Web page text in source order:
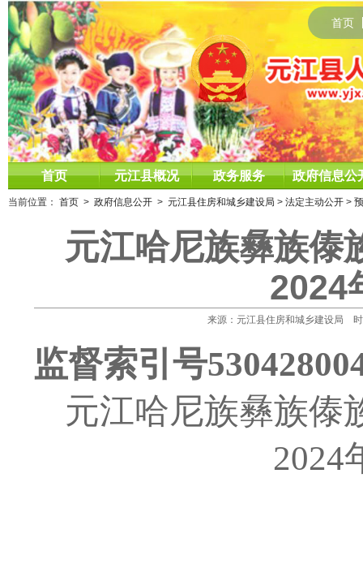
首页
首页 元江县概况 政务服务 政府信息公
当前位置： 首页 > 政府信息公开 > 元江县住房和城乡建设局 > 法定主动公开 >
元江哈尼族彝族傣
2024
来源：元江县住房和城乡建设局
监督索引号
元江哈尼族彝族傣
2024